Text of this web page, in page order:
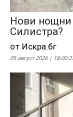
Нови нощни
Силистра?
от Искра.бг
05 август 2026 |